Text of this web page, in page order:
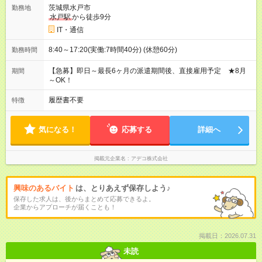
勤務地
茨城県水戸市
水戸駅から徒歩9分
IT・通信
勤務時間 8:40～17:20(実働:7時間40分) (休憩60分)
期間
【急募】即日～最長6ヶ月の派遣期間後、直接雇用予定 ★8月
～OK！
特徴 履歴書不要
気になる！ 応募する 詳細へ
掲載元企業名 アデコ株式会社
興味のあるバイト は、とりあえず保存しよう♪
保存した求人は、後からまとめて応募できるよ。
企業からアプローチが届くことも！
掲載日：2026.07.31
未読